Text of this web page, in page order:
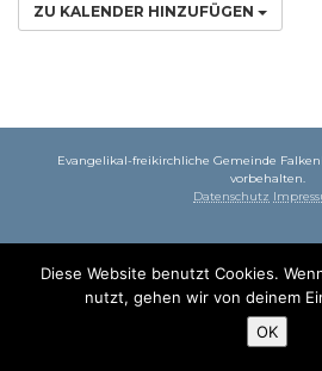
ZU KALENDER HINZUFÜGEN
Evangelikal-freikirchliche Gemeinde
vorbehalten.
Datenschutz
Diese Website benutzt Cookies.
nutzt, gehen wir von deinem
OK